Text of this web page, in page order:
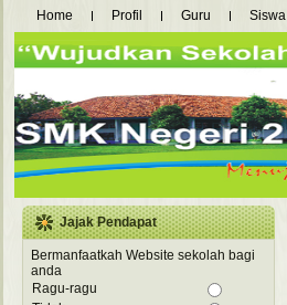
Home Profil Guru Siswa
Jajak Pendapat
Bermanfaatkah Website sekolah bagi
anda
Ragu-ragu